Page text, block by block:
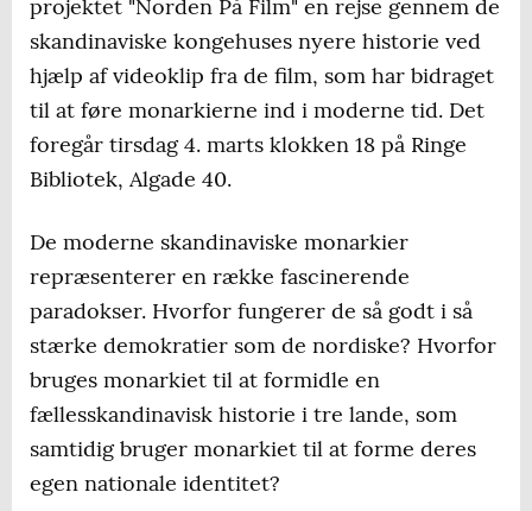
projektet "Norden På Film" en rejse gennem de
skandinaviske kongehuses nyere historie ved
hjælp af videoklip fra de film, som har bidraget
til at føre monarkierne ind i moderne tid. Det
foregår tirsdag 4. marts klokken 18 på Ringe
Bibliotek, Algade 40.
De moderne skandinaviske monarkier
repræsenterer en række fascinerende
paradokser. Hvorfor fungerer de så godt i så
stærke demokratier som de nordiske? Hvorfor
bruges monarkiet til at formidle en
fællesskandinavisk historie i tre lande, som
samtidig bruger monarkiet til at forme deres
egen nationale identitet?